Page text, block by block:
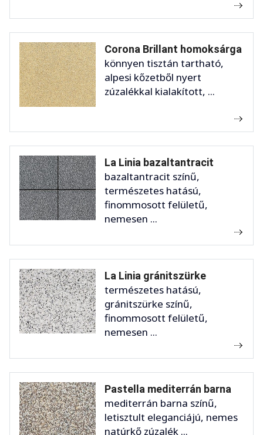
Corona Brillant homoksárga
könnyen tisztán tartható,
alpesi kőzetből nyert
zúzalékkal kialakított, ...
La Linia bazaltantracit
bazaltantracit színű,
természetes hatású,
finommosott felületű,
nemesen ...
La Linia gránitszürke
természetes hatású,
gránitszürke színű,
finommosott felületű,
nemesen ...
Pastella mediterrán barna
mediterrán barna színű,
letisztult eleganciájú, nemes
natúrkő zúzalék ...